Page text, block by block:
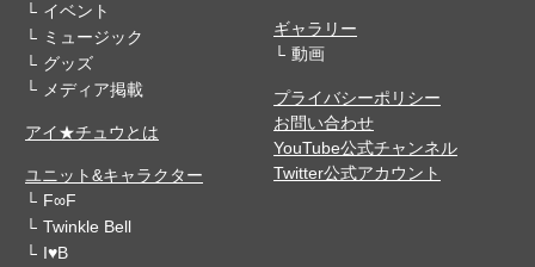
イベント
ミュージック
グッズ
メディア掲載
アイ★チュウとは
ユニット&キャラクター
F∞F
Twinkle Bell
I♥B
ギャラリー
動画
プライバシーポリシー
お問い合わせ
YouTube公式チャンネル
Twitter公式アカウント